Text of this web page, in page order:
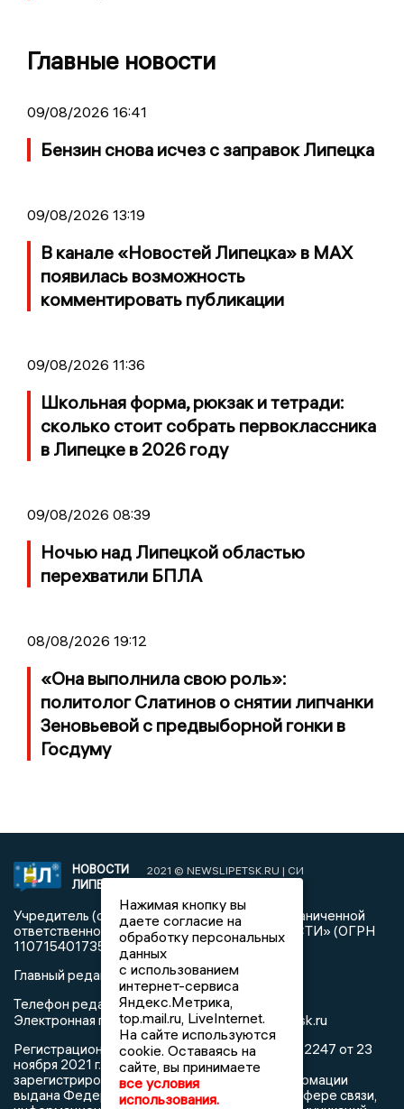
Главные новости
09/08/2026 16:41
Бензин снова исчез с заправок Липецка
09/08/2026 13:19
В канале «Новостей Липецка» в MAX
появилась возможность
комментировать публикации
09/08/2026 11:36
Школьная форма, рюкзак и тетради:
сколько стоит собрать первоклассника
в Липецке в 2026 году
09/08/2026 08:39
Ночью над Липецкой областью
перехватили БПЛА
08/08/2026 19:12
«Она выполнила свою роль»:
политолог Слатинов о снятии липчанки
Зеновьевой с предвыборной гонки в
Госдуму
НОВОСТИ
ЛИПЕЦКА
2021 © NEWSLIPETSK.RU | СИ
Учредитель (соучредители): Общество с ограниченной
ответственностью «РЕГИОНАЛЬНЫЕ НОВОСТИ» (ОГРН
1107154017354)
Главный редактор: Герцог Е.Г.
Телефон редакции: +7 903 699 9427
Электронная почта редакции:info@newslipetsk.ru
Регистрационный номер: серия Эл № ФС77-82247 от 23
ноября 2021 г. согласно выписке из реестра
зарегистрированных средств массовой информации
выдана Федеральной службой по надзору в сфере связи,
Нажимая кнопку вы
даете согласие на
обработку персональных
данных
с использованием
интернет-сервиса
Яндекс.Метрика,
top.mail.ru, LiveInternet.
На сайте используются
cookie. Оставаясь на
сайте, вы принимаете
все условия
использования.